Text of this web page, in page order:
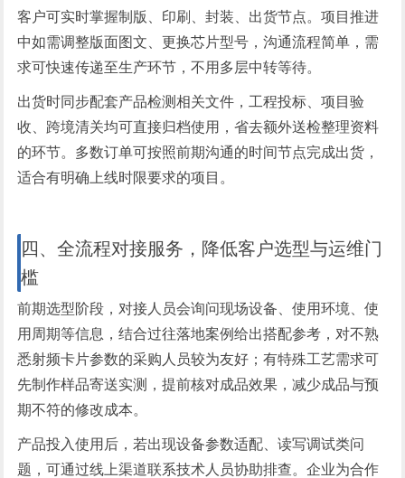
客户可实时掌握制版、印刷、封装、出货节点。项目推进
中如需调整版面图文、更换芯片型号，沟通流程简单，需
求可快速传递至生产环节，不用多层中转等待。
出货时同步配套产品检测相关文件，工程投标、项目验
收、跨境清关均可直接归档使用，省去额外送检整理资料
的环节。多数订单可按照前期沟通的时间节点完成出货，
适合有明确上线时限要求的项目。
四、全流程对接服务，降低客户选型与运维门
槛
前期选型阶段，对接人员会询问现场设备、使用环境、使
用周期等信息，结合过往落地案例给出搭配参考，对不熟
悉射频卡片参数的采购人员较为友好；有特殊工艺需求可
先制作样品寄送实测，提前核对成品效果，减少成品与预
期不符的修改成本。
产品投入使用后，若出现设备参数适配、读写调试类问
题，可通过线上渠道联系技术人员协助排查。企业为合作